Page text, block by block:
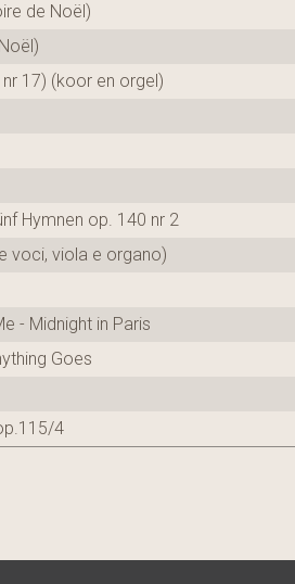
de Noël)
17) (koor en orgel)
Hymnen op. 140 nr 2
voci, viola e organo)
- Midnight in Paris
Goes
4